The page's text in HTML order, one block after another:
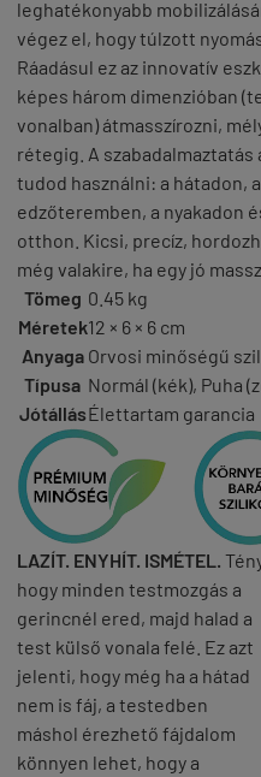
leghatékonyabb
végez el, hogy túlzott
Ráadásul ez az innovatív
képes három dimenzióban
vonalban) átmasszírozni,
rétegig. A
tudod használni: a hátadon,
edzőteremben, a nyakadon
otthon. Kicsi, precíz,
még valakire, ha egy jó
Tömeg 0.45 kg
Méretek12 × 6 × 6 cm
Anyaga Orvosi minőségű
Típusa Normál (kék), Puha
JótállásÉlettartam garancia
LAZÍT. ENYHÍT. ISMÉTEL.
hogy minden testmozgás a
gerincnél ered, majd halad a
test külső vonala felé. Ez azt
jelenti, hogy még ha a hátad
nem is fáj, a testedben
máshol érezhető fájdalom
könnyen lehet, hogy a